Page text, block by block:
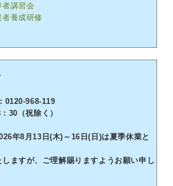
者講習会
者養成研修
0120-968-119
30（祝除く）
年8月13日(木)～16日(日)は夏季休業と
ますが、ご理解賜りますようお願い申し